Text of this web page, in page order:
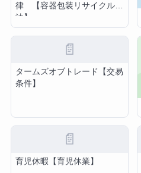
律 【容器包装リサイクル
法】
📄
タームズオブトレード【交易
条件】
📄
育児休暇【育児休業】